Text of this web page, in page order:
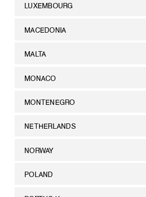
LUXEMBOURG
MACEDONIA
MALTA
MONACO
MONTENEGRO
NETHERLANDS
NORWAY
POLAND